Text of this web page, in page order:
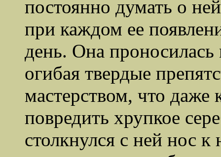
постоянно думать о
при каждом ее
день. Она
огибая твердые
мастерством, что даже
повредить хрупкое
столкнулся с ней нос